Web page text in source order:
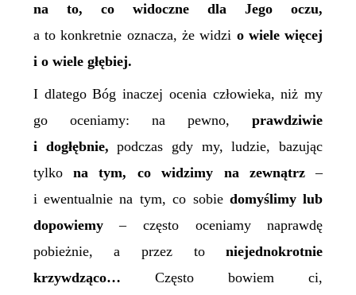
na to, co widoczne dla Jego oczu,
a to konkretnie oznacza, że widzi o wiele więcej
i o wiele głębiej.
I dlatego Bóg inaczej ocenia człowieka, niż my
go oceniamy: na pewno,prawdziwie
i dogłębnie, podczas gdy my, ludzie, bazując
tylkona tym, co widzimy na zewnątrz–
i ewentualnie na tym, co sobie domyślimy lub
dopowiemy– często oceniamy naprawdę
pobieżnie, a przez toniejednokrotnie
krzywdząco… Często bowiem ci,